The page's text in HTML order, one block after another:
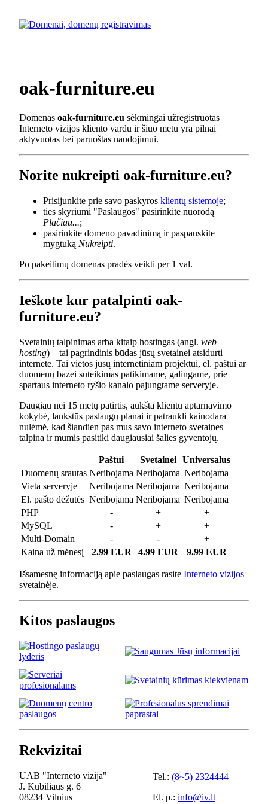
oak-furniture.eu
Domenas oak-furniture.eu sėkmingai užregistruotas
Interneto vizijos kliento vardu ir šiuo metu yra pilnai
aktyvuotas bei paruoštas naudojimui.
Norite nukreipti oak-furniture.eu?
Prisijunkite prie savo paskyros klientų sistemoje;
ties skyriumi "Paslaugos" pasirinkite nuorodą
Plačiau...;
pasirinkite domeno pavadinimą ir paspauskite
mygtuką Nukreipti.
Po pakeitimų domenas pradės veikti per 1 val.
Ieškote kur patalpinti oak-
furniture.eu?
Svetainių talpinimas arba kitaip hostingas (angl. web
hosting) – tai pagrindinis būdas jūsų svetainei atsidurti
internete. Tai vietos jūsų internetiniam projektui, el. paštui ar
duomenų bazei suteikimas patikimame, galingame, prie
spartaus interneto ryšio kanalo pajungtame serveryje.
Daugiau nei 15 metų patirtis, aukšta klientų aptarnavimo
kokybė, lankstūs paslaugų planai ir patraukli kainodara
nulėmė, kad šiandien pas mus savo interneto svetaines
talpina ir mumis pasitiki daugiausiai šalies gyventojų.
Paštui Svetainei
Universalus
Duomenų srautas Neribojama Neribojama Neribojama
Vieta serveryje
Neribojama Neribojama Neribojama
El. pašto dėžutės Neribojama Neribojama Neribojama
PHP
- +
+
MySQL
- +
+
Multi-Domain
- -
+
Kaina už mėnesį
2.99 EUR 4.99 EUR 9.99 EUR
Išsamesnę informaciją apie paslaugas rasite Interneto vizijos
svetainėje.
Kitos paslaugos
Rekvizitai
UAB "Interneto vizija"
J. Kubiliaus g. 6
08234 Vilnius
Tel.: (8~5) 2324444
El. p.: info@iv.lt